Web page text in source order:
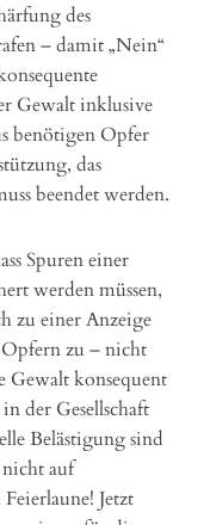
des
– damit „Nein“
Gewalt inklusive
benötigen Opfer
das
beendet werden.
Spuren einer
werden müssen,
zu einer Anzeige
zu – nicht
Gewalt konsequent
der Gesellschaft
Belästigung sind
nicht auf
Jetzt